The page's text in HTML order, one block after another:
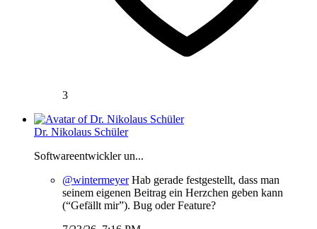
3
Dr. Nikolaus Schüler
Softwareentwickler un...
@wintermeyerHab gerade festgestellt, dass man
seinem eigenen Beitrag ein Herzchen geben kann
(“Gefällt mir”). Bug oder Feature?